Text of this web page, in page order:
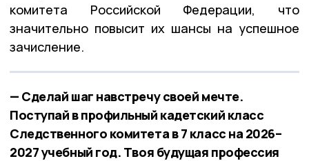
комитета Российской Федерации, что
значительно повысит их шансы на успешное
зачисление.
— Сделай шаг навстречу своей мечте.
Поступай в профильный кадетский класс
Следственного комитета в 7 класс на 2026–
2027 учебный год. Твоя будущая профессия